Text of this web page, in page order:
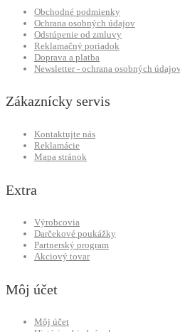
Obchodné podmienky
Ochrana osobných údajov
Odstúpenie od zmluvy
Reklamačný poriadok
Doprava a platba
Newsletter - ochrana osobných
Zákaznícky servis
Kontaktujte nás
Reklamácie
Mapa stránok
Extra
Výrobcovia
Darčekové poukážky
Partnerský program
Akciový tovar
Môj účet
Môj účet